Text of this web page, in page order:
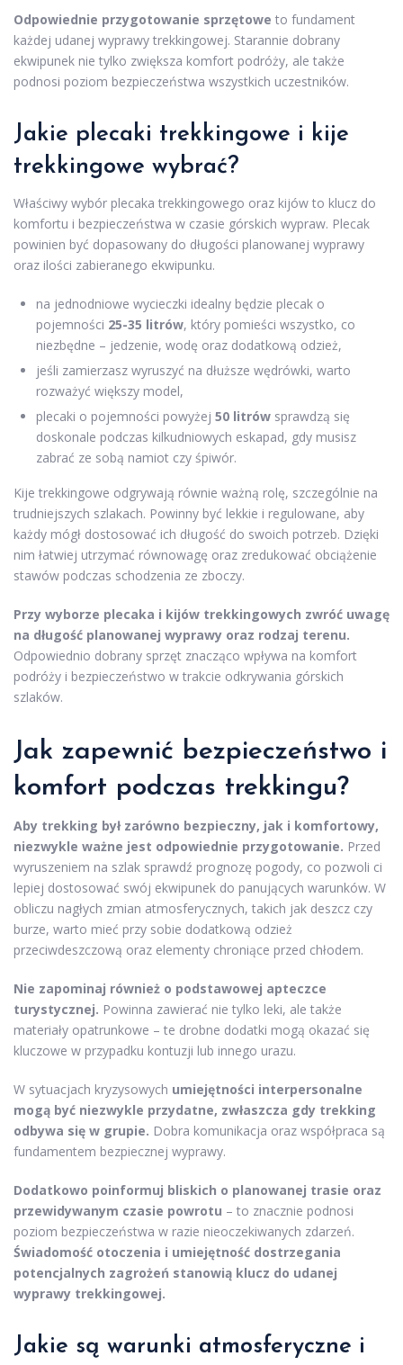
Odpowiednie przygotowanie sprzętowe to fundament
każdej udanej wyprawy trekkingowej. Starannie dobrany
ekwipunek nie tylko zwiększa komfort podróży, ale także
podnosi poziom bezpieczeństwa wszystkich uczestników.
Jakie plecaki trekkingowe i kije
trekkingowe wybrać?
Właściwy wybór plecaka trekkingowego oraz kijów to klucz do
komfortu i bezpieczeństwa w czasie górskich wypraw. Plecak
powinien być dopasowany do długości planowanej wyprawy
oraz ilości zabieranego ekwipunku.
na jednodniowe wycieczki idealny będzie plecak o
pojemności 25-35 litrów, który pomieści wszystko, co
niezbędne – jedzenie, wodę oraz dodatkową odzież,
jeśli zamierzasz wyruszyć na dłuższe wędrówki, warto
rozważyć większy model,
plecaki o pojemności powyżej 50 litrów sprawdzą się
doskonale podczas kilkudniowych eskapad, gdy musisz
zabrać ze sobą namiot czy śpiwór.
Kije trekkingowe odgrywają równie ważną rolę, szczególnie na
trudniejszych szlakach. Powinny być lekkie i regulowane, aby
każdy mógł dostosować ich długość do swoich potrzeb. Dzięki
nim łatwiej utrzymać równowagę oraz zredukować obciążenie
stawów podczas schodzenia ze zboczy.
Przy wyborze plecaka i kijów trekkingowych zwróć uwagę
na długość planowanej wyprawy oraz rodzaj terenu.
Odpowiednio dobrany sprzęt znacząco wpływa na komfort
podróży i bezpieczeństwo w trakcie odkrywania górskich
szlaków.
Jak zapewnić bezpieczeństwo i
komfort podczas trekkingu?
Aby trekking był zarówno bezpieczny, jak i komfortowy,
niezwykle ważne jest odpowiednie przygotowanie. Przed
wyruszeniem na szlak sprawdź prognozę pogody, co pozwoli ci
lepiej dostosować swój ekwipunek do panujących warunków. W
obliczu nagłych zmian atmosferycznych, takich jak deszcz czy
burze, warto mieć przy sobie dodatkową odzież
przeciwdeszczową oraz elementy chroniące przed chłodem.
Nie zapominaj również o podstawowej apteczce
turystycznej. Powinna zawierać nie tylko leki, ale także
materiały opatrunkowe – te drobne dodatki mogą okazać się
kluczowe w przypadku kontuzji lub innego urazu.
W sytuacjach kryzysowych umiejętności interpersonalne
mogą być niezwykle przydatne, zwłaszcza gdy trekking
odbywa się w grupie. Dobra komunikacja oraz współpraca są
fundamentem bezpiecznej wyprawy.
Dodatkowo poinformuj bliskich o planowanej trasie oraz
przewidywanym czasie powrotu – to znacznie podnosi
poziom bezpieczeństwa w razie nieoczekiwanych zdarzeń.
Świadomość otoczenia i umiejętność dostrzegania
potencjalnych zagrożeń stanowią klucz do udanej
wyprawy trekkingowej.
Jakie są warunki atmosferyczne i